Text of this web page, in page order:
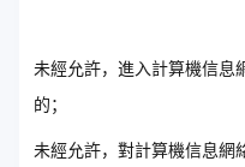
未經允許，進入計算機信息
的；
未經允許，對計算機信息網